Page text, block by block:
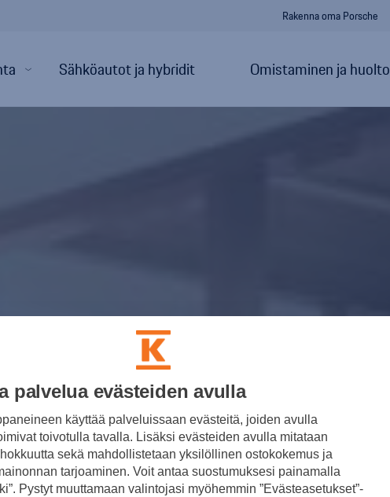
Rakenna oma Porsche
Sähköautot ja hybridit Omistaminen ja huolto
palvelua evästeiden avulla
käyttää palveluissaan evästeitä, joiden avulla
toivotulla tavalla. Lisäksi evästeiden avulla mitataan
sekä mahdollistetaan yksilöllinen ostokokemus ja
tarjoaminen. Voit antaa suostumuksesi painamalla
Pystyt muuttamaan valintojasi myöhemmin ”Evästeasetukset”-